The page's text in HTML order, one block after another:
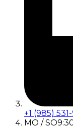
+1 (985)
MO / SO